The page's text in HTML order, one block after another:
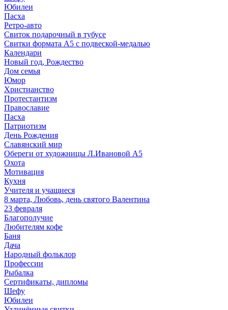
Юбилеи
Пасха
Ретро-авто
Свиток подарочный в тубусе
Свитки формата А5 с подвеской-медалью
Календари
Новый год, Рождество
Дом семья
Юмор
Христианство
Протестантизм
Православие
Пасха
Патриотизм
День Рождения
Славянский мир
Обереги от художницы Л.Ивановой А5
Охота
Мотивация
Кухня
Учителя и учащиеся
8 марта, Любовь, день святого Валентина
23 февраля
Благополучие
Любителям кофе
Баня
Дача
Народный фольклор
Профессии
Рыбалка
Сертификаты, дипломы
Шефу
Юбилеи